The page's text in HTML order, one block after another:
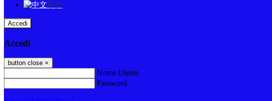
中文
Accedi
Accedi
button close ×
Nome Utente
Password